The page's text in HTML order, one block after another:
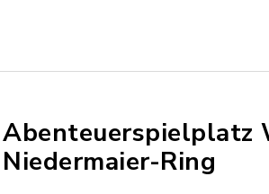
Abenteuerspielplatz
Niedermaier-Ring